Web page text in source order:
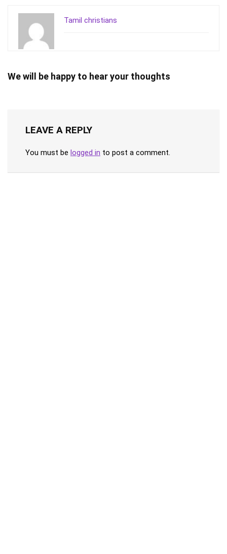
Tamil christians
We will be happy to hear your thoughts
LEAVE A REPLY
You must be logged in to post a comment.